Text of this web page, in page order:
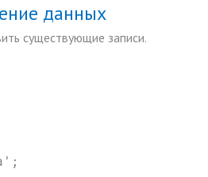
данных
существующие записи.
;